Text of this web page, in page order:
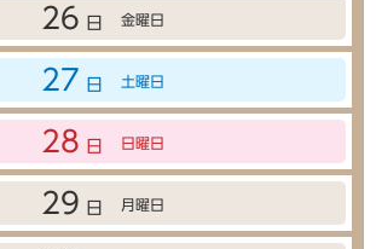
26 日 金曜日
27 日 土曜日
28 日 日曜日
29 日 月曜日